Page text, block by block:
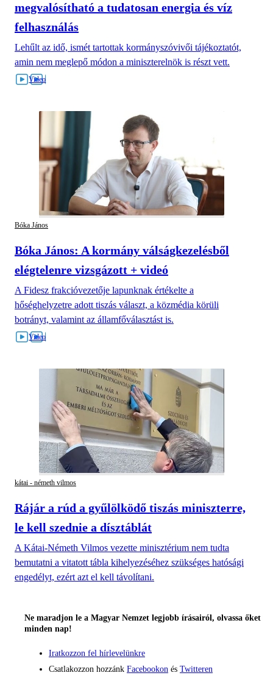
megvalósítható a tudatosan energia és víz
felhasználás
Lehűlt az idő, ismét tartottak kormányszóvivői tájékoztatót,
amin nem meglepő módon a miniszterelnök is részt vett.
Bóka János
Bóka János: A kormány válságkezelésből
elégtelenre vizsgázott + videó
A Fidesz frakcióvezetője lapunknak értékelte a
hőséghelyzetre adott tiszás választ, a közmédia körüli
botrányt, valamint az államfőválasztást is.
kátai - németh vilmos
Rájár a rúd a gyűlölködő tiszás miniszterre,
le kell szednie a dísztáblát
A Kátai-Németh Vilmos vezette minisztérium nem tudta
bemutatni a vitatott tábla kihelyezéséhez szükséges hatósági
engedélyt, ezért azt el kell távolítani.
Ne maradjon le a Magyar Nemzet legjobb írásairól, olvassa őket
minden nap!
Iratkozzon fel hírlevelünkre
Csatlakozzon hozzánk Facebookon és Twitteren